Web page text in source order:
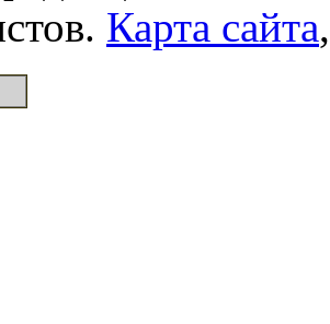
Карта сайта